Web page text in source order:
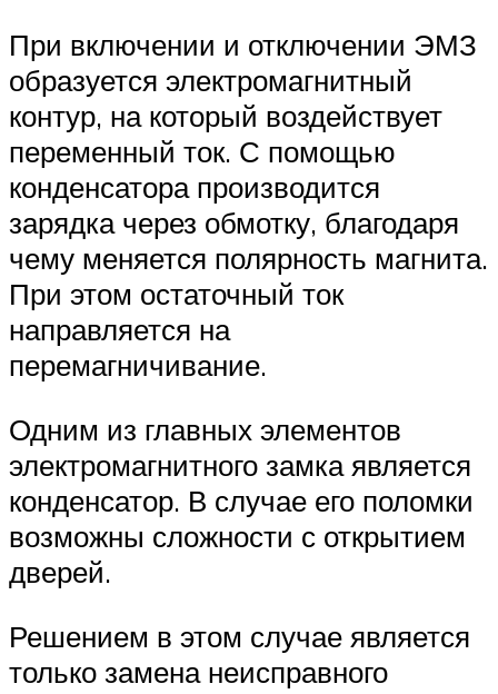
При включении и отключении ЭМЗ
образуется электромагнитный
контур, на который воздействует
переменный ток. С помощью
конденсатора производится
зарядка через обмотку, благодаря
чему меняется полярность магнита.
При этом остаточный ток
направляется на
перемагничивание.
Одним из главных элементов
электромагнитного замка является
конденсатор. В случае его поломки
возможны сложности с открытием
дверей.
Решением в этом случае является
только замена неисправного